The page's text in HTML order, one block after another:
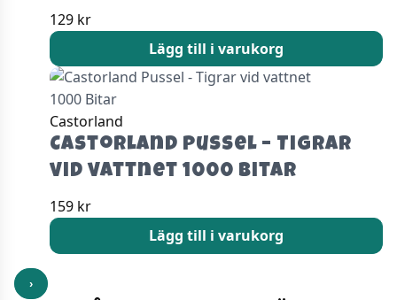
129 kr
Lägg till i varukorg
Castorland
Castorland Pussel – Tigrar
vid vattnet 1000 Bitar
159 kr
Lägg till i varukorg
›